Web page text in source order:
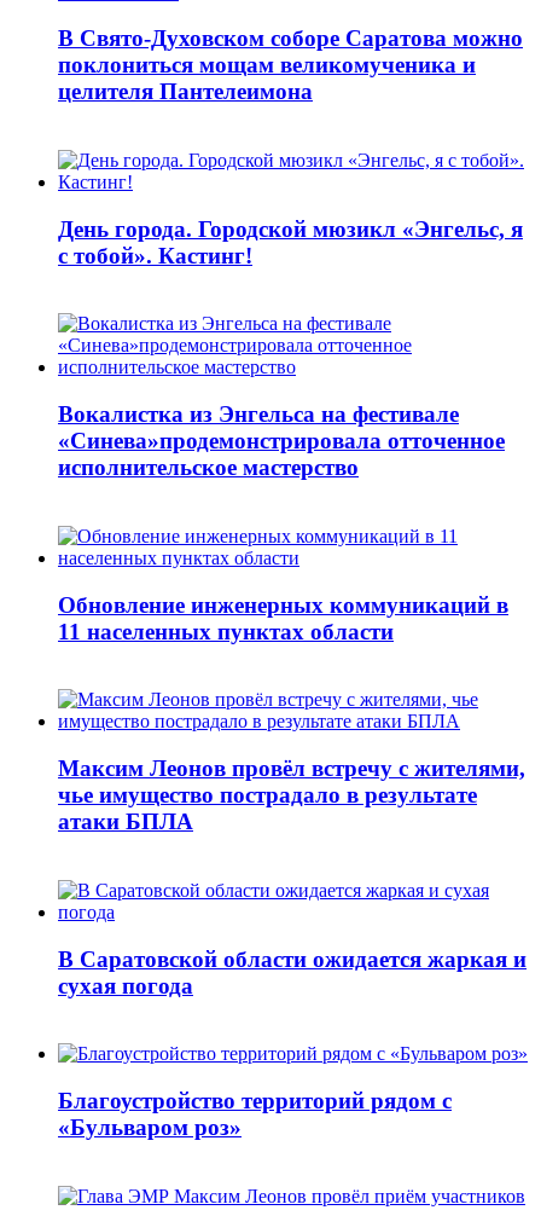
В Свято-Духовском соборе Саратова можно
поклониться мощам великомученика и
целителя Пантелеимона
День города. Городской мюзикл «Энгельс, я
с тобой». Кастинг!
Вокалистка из Энгельса на фестивале
«Синева»продемонстрировала отточенное
исполнительское мастерство
Обновление инженерных коммуникаций в
11 населенных пунктах области
Максим Леонов провёл встречу с жителями,
чье имущество пострадало в результате
атаки БПЛА
В Саратовской области ожидается жаркая и
сухая погода
Благоустройство территорий рядом с
«Бульваром роз»